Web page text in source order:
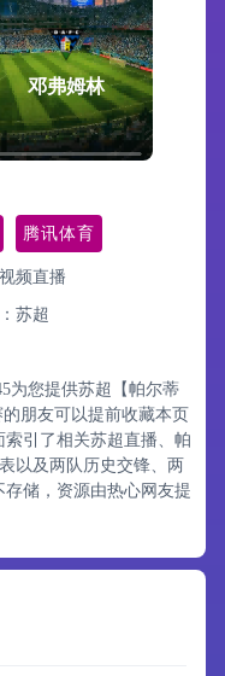
邓弗姆林
腾讯体育
频直播
苏超
为您提供苏超【帕尔蒂
朋友可以提前收藏本页
引了相关苏超直播、帕
以及两队历史交锋、两
储，资源由热心网友提